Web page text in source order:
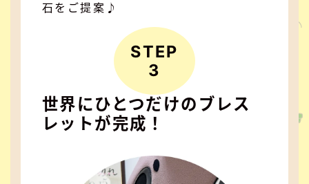
石をご提案♪
STEP
3
世界にひとつだけのブレス
レットが完成！